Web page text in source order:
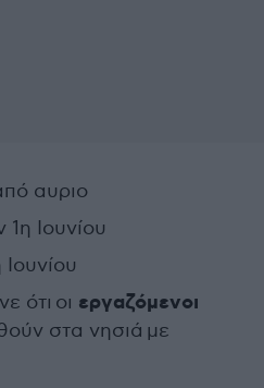
αυριο
Ιουνίου
ότι οι εργαζόμενοι
στα νησιά με